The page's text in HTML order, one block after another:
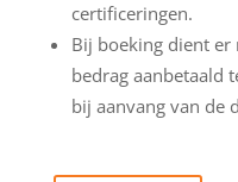
certificeringen.
Bij boeking dient
bedrag aanbetaald
bij aanvang van de